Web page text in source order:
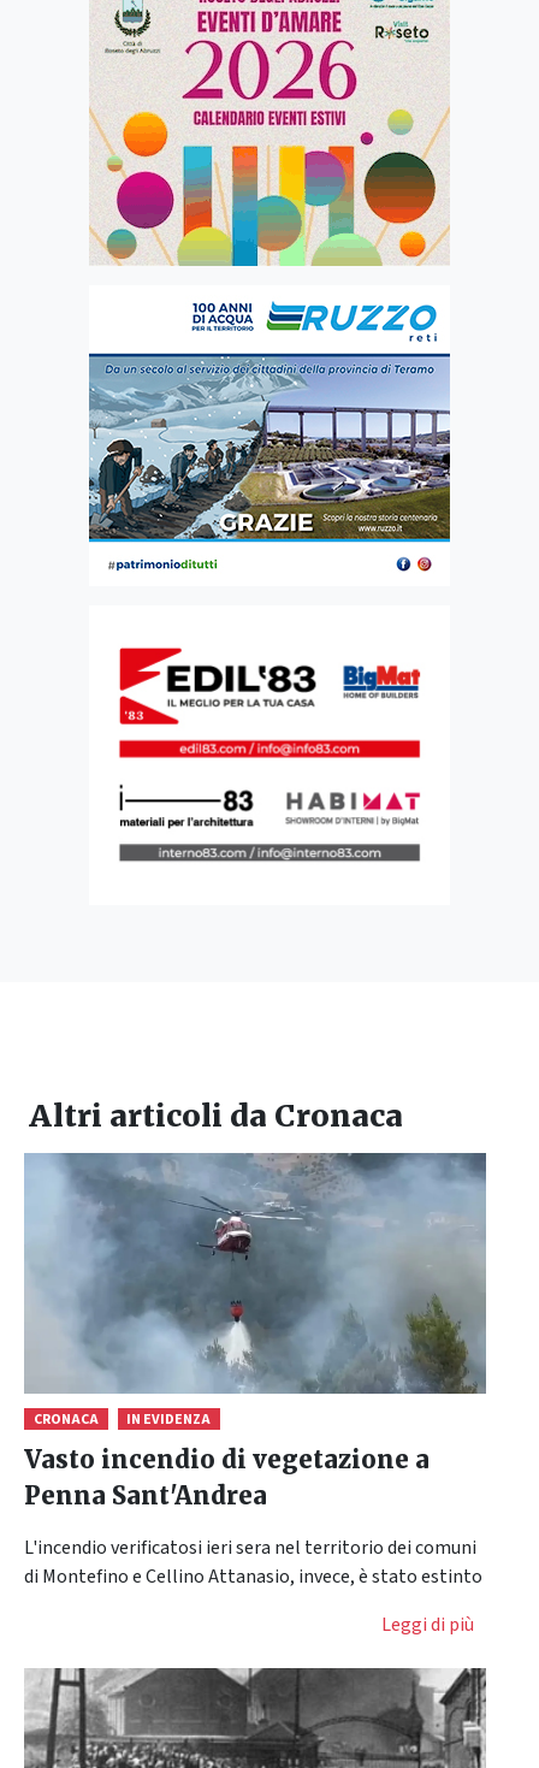
Altri articoli da Cronaca
CRONACA IN EVIDENZA
Vasto incendio di vegetazione a
Penna Sant'Andrea
L'incendio verificatosi ieri sera nel territorio dei comuni
di Montefino e Cellino Attanasio, invece, è stato estinto
Leggi di più